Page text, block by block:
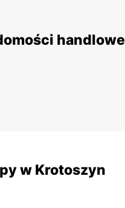
handlowe
w Krotoszyn